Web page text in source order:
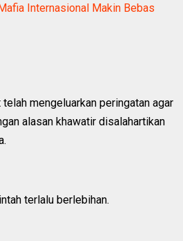
Internasional Makin Bebas
mengeluarkan peringatan agar
alasan khawatir disalahartikan
terlalu berlebihan.